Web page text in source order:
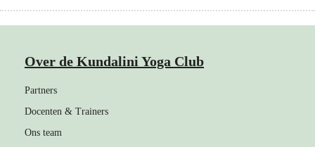
Over de Kundalini Yoga Club
Partners
Docenten & Trainers
Ons team